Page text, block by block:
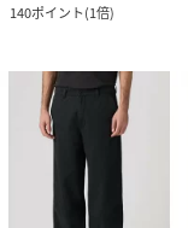
140ポイント(1倍)